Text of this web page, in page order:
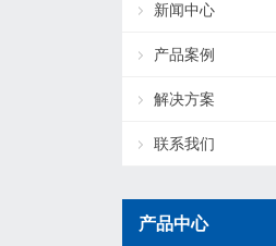
新闻中心
产品案例
解决方案
联系我们
产品中心